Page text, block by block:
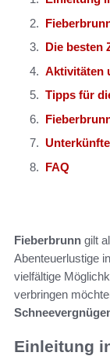
Die besten
Aktivitäten
Tipps für
FAQ
Fieberbrunn gilt
Abenteuerlustige
vielfältige
verbringen
Einleitung